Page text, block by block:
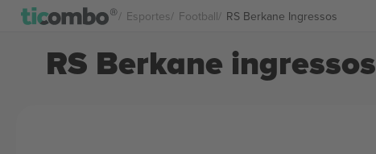
Esportes Football RS Berkane Ingressos
RS Berkane ingressos